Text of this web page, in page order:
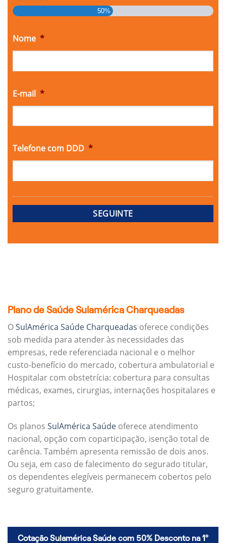
50%
Nome *
E-mail *
Telefone com DDD *
Plano de Saúde Sulamérica Charqueadas
OSulAmérica Saúde Charqueadas oferece condições
sob medida para atender às necessidades das
empresas, rede referenciada nacional e o melhor
custo-benefício do mercado, cobertura ambulatorial e
Hospitalar com obstetrícia: cobertura para consultas
médicas, exames, cirurgias, internações hospitalares e
partos;
Os planos SulAmérica Saúde oferece atendimento
nacional, opção com coparticipação, isenção total de
carência. Também apresenta remissão de dois anos.
Ou seja, em caso de falecimento do segurado titular,
os dependentes elegíveis permanecem cobertos pelo
seguro gratuitamente.
Cotação Sulamérica Saúde com 50% Desconto na 1º